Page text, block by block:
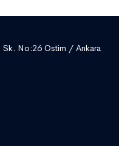
Sk. No:26 Ostim / Ankara